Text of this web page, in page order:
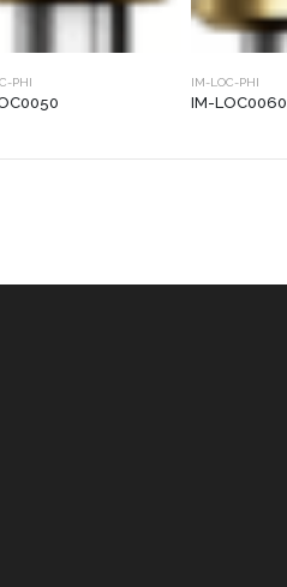
PHI IM-LOC-PHI
IM-LOC0060